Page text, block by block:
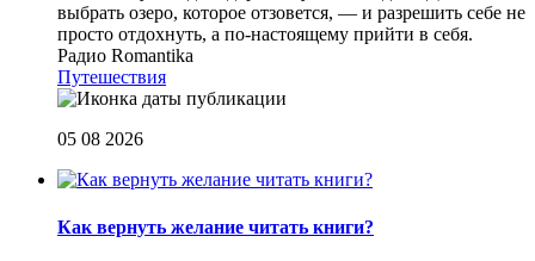
выбрать озеро, которое отзовется, — и разрешить себе не
просто отдохнуть, а по-настоящему прийти в себя.
Радио Romantika
Путешествия
05 08 2026
Как вернуть желание читать книги?